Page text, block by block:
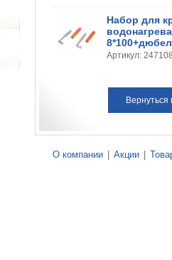
Набор для
Артикул:
Вернуться
О компании Акции